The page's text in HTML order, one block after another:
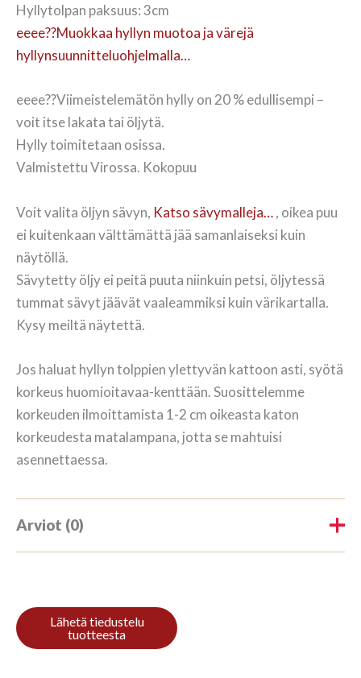
Hyllytolpan paksuus: 3cm
eeee??Muokkaa hyllyn muotoa ja värejä
hyllynsuunnitteluohjelmalla…
eeee??Viimeistelemätön hylly on 20 % edullisempi –
voit itse lakata tai öljytä.
Hylly toimitetaan osissa.
Valmistettu Virossa. Kokopuu
Voit valita öljyn sävyn, Katso sävymalleja…, oikea puu
ei kuitenkaan välttämättä jää samanlaiseksi kuin
näytöllä.
Sävytetty öljy ei peitä puuta niinkuin petsi, öljytessä
tummat sävyt jäävät vaaleammiksi kuin värikartalla.
Kysy meiltä näytettä.
Jos haluat hyllyn tolppien ylettyvän kattoon asti, syötä
korkeus huomioitavaa-kenttään. Suosittelemme
korkeuden ilmoittamista 1-2 cm oikeasta katon
korkeudesta matalampana, jotta se mahtuisi
asennettaessa.
Arviot (0)
Kirjoita ensimmäinen arvio